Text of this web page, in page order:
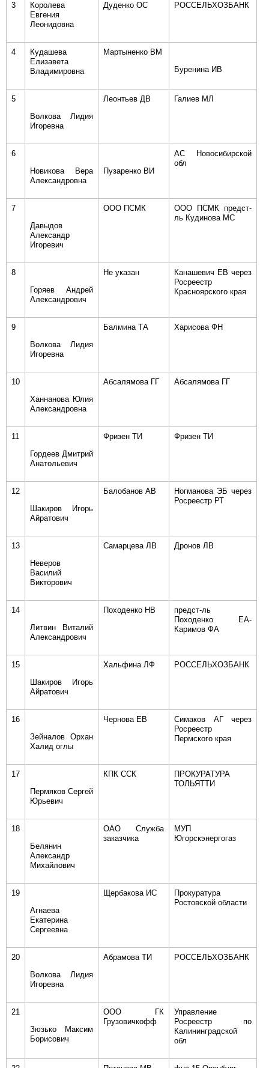
3
Королева
Евгения
Леонидовна
Дуденко ОС РОССЕЛЬХОЗБАНК
4
Кудашева
Елизавета
Владимировна
Мартыненко ВМ
Буренина ИВ
5
Волкова Лидия
Игоревна
Леонтьев ДВ Галиев МЛ
6
Новикова Вера
Александровна
Пузаренко ВИ
АС Новосибирской
обл
7
Давыдов
Александр
Игоревич
ООО ПСМК
ООО ПСМК предст-
ль Кудинова МС
8
Горяев Андрей
Александрович
Не указан
Канашевич ЕВ через
Росреестр
Красноярского края
9
Волкова Лидия
Игоревна
Балмина ТА Харисова ФН
10
Ханнанова Юлия
Александровна
Абсалямова ГГ Абсалямова ГГ
11
Гордеев Дмитрий
Анатольевич
Фризен ТИ Фризен ТИ
12
Шакиров Игорь
Айратович
Балобанов АВ
Ногманова ЭБ через
Росреестр РТ
13
Неверов
Василий
Викторович
Самарцева ЛВ Дронов ЛВ
14
Литвин Виталий
Александрович
Походенко НВ
предст-ль
Походенко ЕА-
Каримов ФА
15
Шакиров Игорь
Айратович
Хальфина ЛФ РОССЕЛЬХОЗБАНК
16
Зейналов Орхан
Халид оглы
Чернова ЕВ
Симаков АГ через
Росреестр
Пермского края
17
Пермяков Сергей
Юрьевич
КПК ССК
ПРОКУРАТУРА
ТОЛЬЯТТИ
18
Белянин
Александр
Михайлович
ОАО Служба
заказчика
МУП
Югорскэнергогаз
19
Агнаева
Екатерина
Сергеевна
Щербакова ИС
Прокуратура
Ростовской области
20
Волкова Лидия
Игоревна
Абрамова ТИ РОССЕЛЬХОЗБАНК
21
Зюзько Максим
Борисович
ООО ГК
Грузовичкофф
Управление
Росреестр по
Калининградской
обл